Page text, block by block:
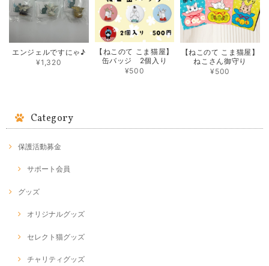
エンジェルですにゃ♪
¥1,320
【ねこのて こま猫屋】
缶バッジ 2個入り
¥500
【ねこのて こま猫屋】
ねこさん御守り
¥500
Category
保護活動募金
サポート会員
グッズ
オリジナルグッズ
セレクト猫グッズ
チャリティグッズ